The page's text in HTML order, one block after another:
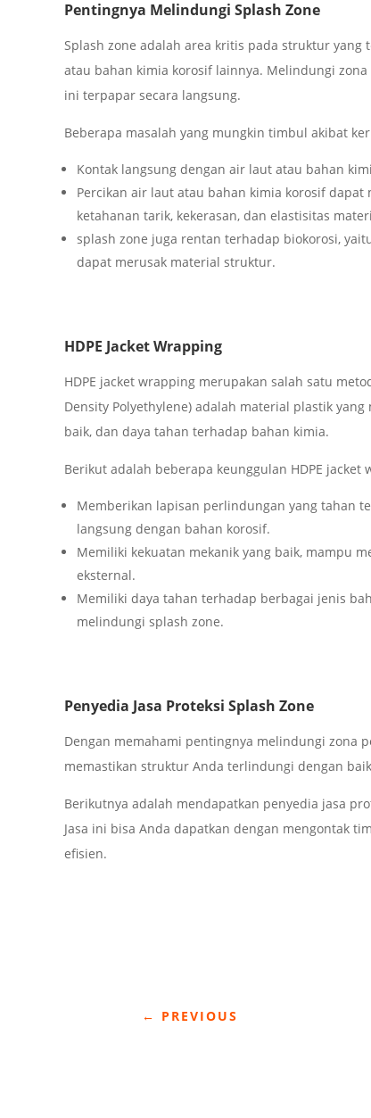
Pentingnya Melindungi Splash Zone
Splash zone adalah area kritis pada struktur
atau bahan kimia korosif lainnya. Melindungi
ini terpapar secara langsung.
Beberapa masalah yang mungkin timbul akibat
Kontak langsung dengan air laut atau bahan
Percikan air laut atau bahan kimia korosif
ketahanan tarik, kekerasan, dan elastisitas
splash zone juga rentan terhadap biokorosi,
dapat merusak material struktur.
HDPE Jacket Wrapping
HDPE jacket wrapping merupakan salah satu
Density Polyethylene) adalah material plastik
baik, dan daya tahan terhadap bahan kimia.
Berikut adalah beberapa keunggulan HDPE jacket
Memberikan lapisan perlindungan yang tahan
langsung dengan bahan korosif.
Memiliki kekuatan mekanik yang baik, mampu
eksternal.
Memiliki daya tahan terhadap berbagai jenis
melindungi splash zone.
Penyedia Jasa Proteksi Splash Zone
Dengan memahami pentingnya melindungi zona
memastikan struktur Anda terlindungi dengan
Berikutnya adalah mendapatkan penyedia jasa
Jasa ini bisa Anda dapatkan dengan mengontak
efisien.
← PREVIOUS